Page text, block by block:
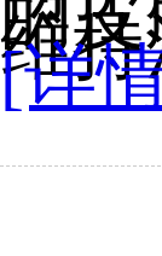
的
维持
[详